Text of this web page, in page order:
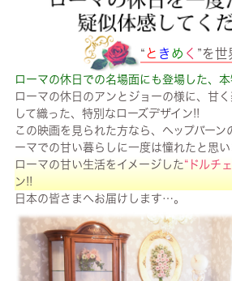
“と き め く ”を
ローマの休日での名場面にも登場した、
ローマの休日のアンとジョーの様に、甘
して織った、特別なローズデザイン!!
この映画を見られた方なら、ヘップバー
ーマでの甘い暮らしに一度は憧れたと思い
ローマの甘い生活をイメージした “ドルチ
ン!!
日本の皆さまへお届けします…。